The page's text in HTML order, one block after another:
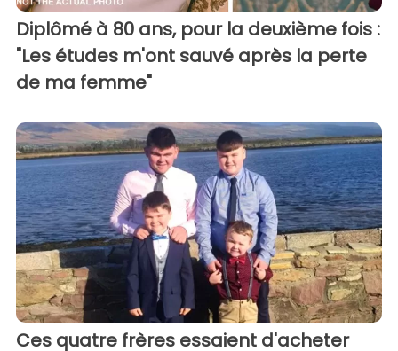
Diplômé à 80 ans, pour la deuxième fois :
"Les études m'ont sauvé après la perte
de ma femme"
Ces quatre frères essaient d'acheter